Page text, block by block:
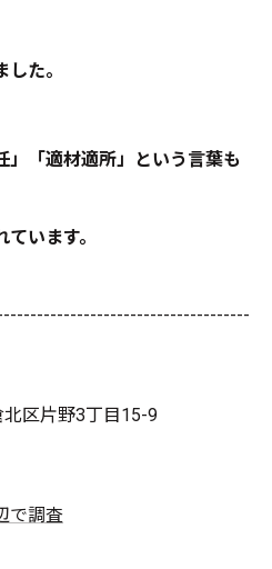
た。
」「適材適所」という言葉も
います。
区片野3丁目15-9
で調査